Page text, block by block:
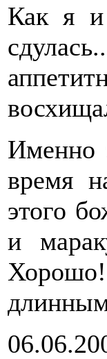
Как я и
Именно
время
этого
и